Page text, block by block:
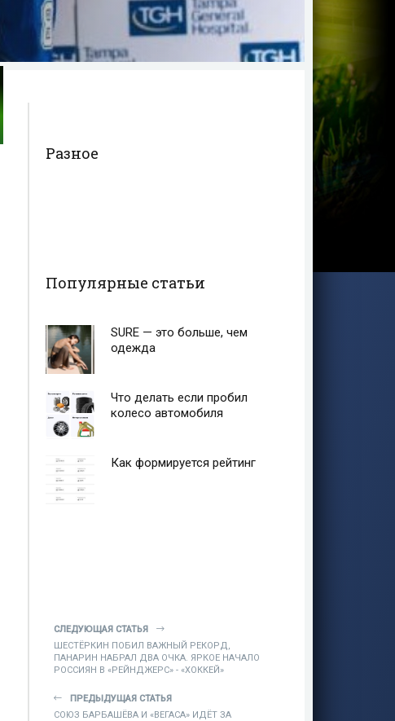
Разное
Популярные статьи
SURE — это больше, чем
одежда
Что делать если пробил
колесо автомобиля
Как формируется рейтинг
СЛЕДУЮЩАЯ СТАТЬЯ
ШЕСТЁРКИН ПОБИЛ ВАЖНЫЙ РЕКОРД,
ПАНАРИН НАБРАЛ ДВА ОЧКА. ЯРКОЕ НАЧАЛО
РОССИЯН В «РЕЙНДЖЕРС» - «ХОККЕЙ»
ПРЕДЫДУЩАЯ СТАТЬЯ
СОЮЗ БАРБАШЁВА И «ВЕГАСА» ИДЁТ ЗА